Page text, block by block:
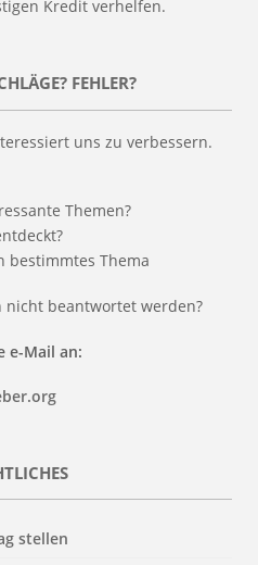
Kredit verhelfen.
FEHLER?
uns zu verbessern.
Themen?
bestimmtes Thema
nicht beantwortet werden?
e-Mail an:
stellen